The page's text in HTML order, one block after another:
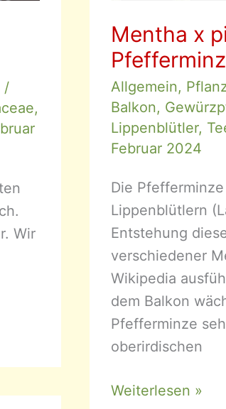
/
,
Wir
Mentha x
Allgemein,
Balkon,
Lippenblütler,
Februar 2024
Die
Lippenblütlern
Entstehung
verschiedener
Wikipedia
dem Balkon
Pfefferminze
oberirdischen
Mentha
Weiterlesen »